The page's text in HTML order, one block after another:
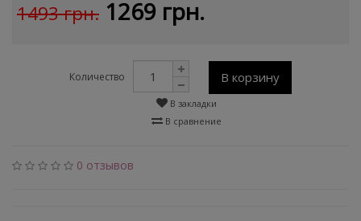
1493 грн. 1269 грн.
Количество В корзину
В закладки
В сравнение
0 отзывов